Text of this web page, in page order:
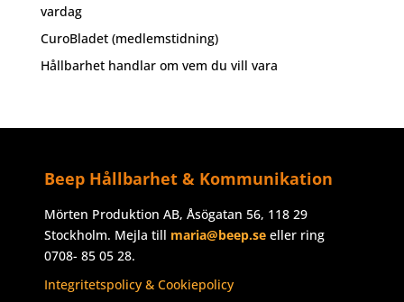
vardag
CuroBladet (medlemstidning)
Hållbarhet handlar om vem du vill vara
Beep Hållbarhet & Kommunikation
Mörten Produktion AB, Åsögatan 56, 118 29
Stockholm. Mejla till maria@beep.seeller ring
0708- 85 05 28.
Integritetspolicy & Cookiepolicy